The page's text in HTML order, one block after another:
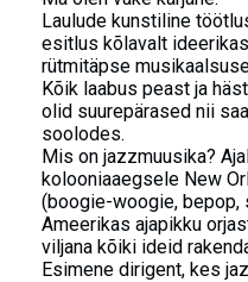
Laulude kunstiline
esitlus kõlavalt
rütmitäpse
Kõik laabus peast ja
olid suurepärased nii
soolodes.
Mis on jazzmuusika?
kolooniaaegsele New
(boogie-woogie, bepop,
Ameerikas ajapikku
viljana kõiki ideid
Esimene dirigent, kes